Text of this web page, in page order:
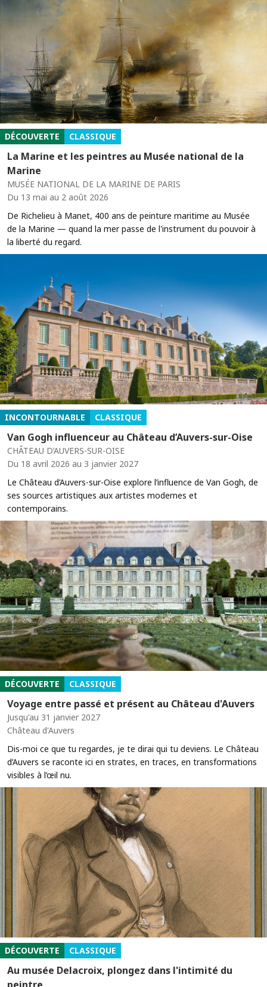
DÉCOUVERTE CLASSIQUE
La Marine et les peintres au Musée national de la
Marine
MUSÉE NATIONAL DE LA MARINE DE PARIS
Du 13 mai au 2 août 2026
De Richelieu à Manet, 400 ans de peinture maritime au Musée
de la Marine — quand la mer passe de l'instrument du pouvoir à
la liberté du regard.
INCONTOURNABLE CLASSIQUE
Van Gogh influenceur au Château d’Auvers-sur-Oise
CHÂTEAU D’AUVERS-SUR-OISE
Du 18 avril 2026 au 3 janvier 2027
Le Château d’Auvers-sur-Oise explore l’influence de Van Gogh, de
ses sources artistiques aux artistes modernes et
contemporains.
DÉCOUVERTE CLASSIQUE
Voyage entre passé et présent au Château d'Auvers
Jusqu'au 31 janvier 2027
Château d'Auvers
Dis-moi ce que tu regardes, je te dirai qui tu deviens. Le Château
d’Auvers se raconte ici en strates, en traces, en transformations
visibles à l’œil nu.
DÉCOUVERTE CLASSIQUE
Au musée Delacroix, plongez dans l'intimité du
peintre